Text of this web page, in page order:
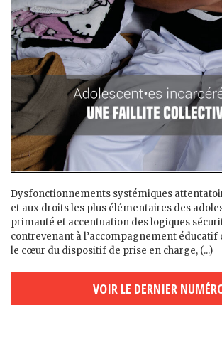
Dysfonctionnements systémiques
et aux droits les plus élémentaires des
primauté et accentuation des logiques
contrevenant à l’accompagnement éducatif
le cœur du dispositif de prise en charge, (...)
VOIR LE DERNIER